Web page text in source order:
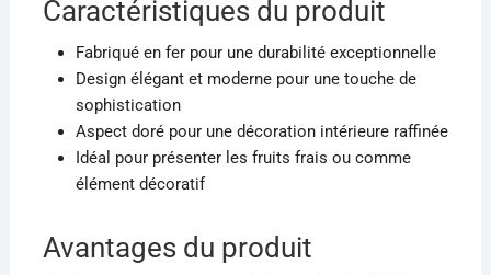
Caractéristiques du produit
Fabriqué en fer pour une durabilité exceptionnelle
Design élégant et moderne pour une touche de
sophistication
Aspect doré pour une décoration intérieure raffinée
Idéal pour présenter les fruits frais ou comme
élément décoratif
Avantages du produit